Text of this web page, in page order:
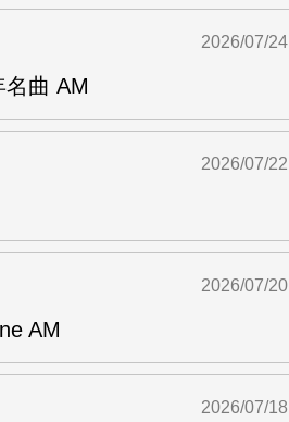
名曲 AM
2026/07/24
2026/07/22
AM
2026/07/20
2026/07/18